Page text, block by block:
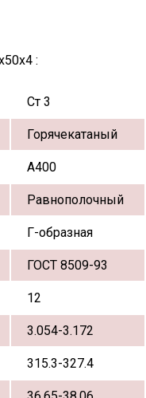
:
Ст 3
Горячекатаный
А400
Равнополочный
Г-образная
ГОСТ 8509-93
12
3.054-3.172
315.3-327.4